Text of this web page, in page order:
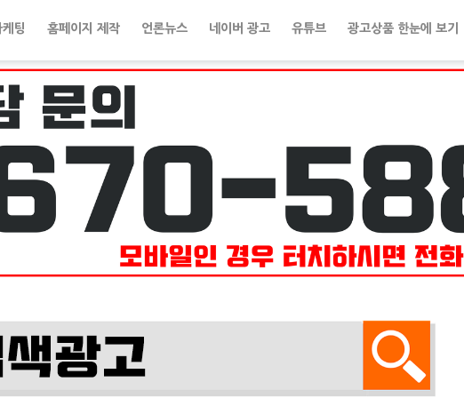
팅 홈페이지 제작 언론뉴스 네이버 광고 유튜브 광고상품 한눈에 보기